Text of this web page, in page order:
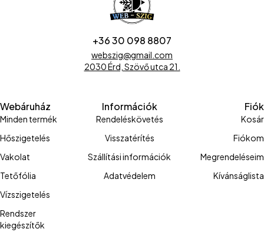
+36 30 098 8807
webszig@gmail.com
2030 Érd, Szövő utca 21.
Webáruház
Minden termék
Hőszigetelés
Vakolat
Tetőfólia
Vízszigetelés
Rendszer
kiegészítők
Információk
Rendeléskövetés
Visszatérítés
Szállítási információk
Adatvédelem
Fiók
Kosár
Fiókom
Megrendeléseim
Kívánságlista